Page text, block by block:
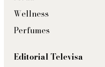
Wellness
Perfumes
Editorial Televisa